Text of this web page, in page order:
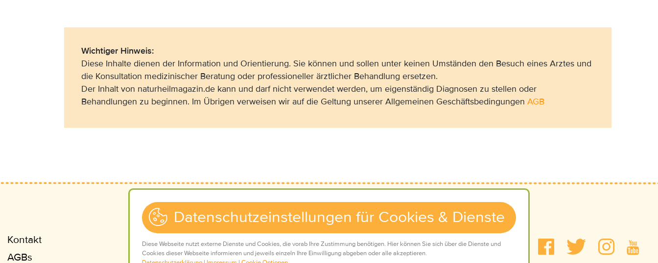
Wichtiger Hinweis:
Diese Inhalte dienen der Information und Orientierung. Sie können und sollen unter keinen Umständen den Besuch eines Arztes und
die Konsultation medizinischer Beratung oder professioneller ärztlicher Behandlung ersetzen.
Der Inhalt von naturheilmagazin.de kann und darf nicht verwendet werden, um eigenständig Diagnosen zu stellen oder
Behandlungen zu beginnen. Im Übrigen verweisen wir auf die Geltung unserer Allgemeinen Geschäftsbedingungen AGB
Kontakt
AGBs
Impressum
Datenschutz
Mediadaten
Datenschutzeinstellungen für Cookies & Dienste
Diese Webseite nutzt externe Dienste und Cookies, die vorab Ihre Zustimmung benötigen. Hier können Sie sich über die Dienste und
Cookies dieser Webseite informieren und jeweils einzeln Ihre Einwilligung abgeben oder alle akzeptieren.